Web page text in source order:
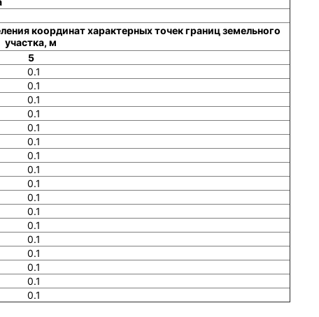
координат характерных точек границ земельного
участка, м
5
0.1
0.1
0.1
0.1
0.1
0.1
0.1
0.1
0.1
0.1
0.1
0.1
0.1
0.1
0.1
0.1
0.1